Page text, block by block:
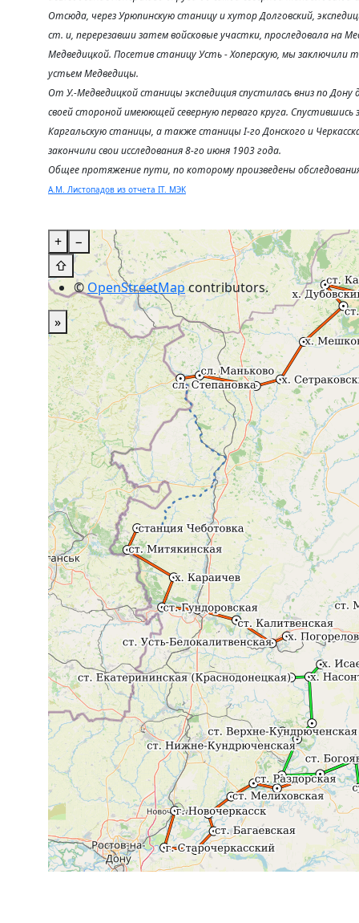
Отсюда, через Урюпинскую станицу и хутор Долговский,
ст. и, перерезавши затем войсковые участки, проследовала на
Медведицкой. Посетив станицу Усть - Хоперскую, мы заключили
устьем Медведицы.
От У.-Медведицкой станицы экспедиция спустилась вниз по
своей стороной имеюющей северную перваго круга.
Каргальскую станицы, а также станицы I-го Донского и
закончили свои исследования 8-го июня 1903 года.
Общее протяжение пути, по которому произведены
А.М. Листопадов из отчета IТ. МЭК
+
−
⇧
©OpenStreetMapcontributors.
»